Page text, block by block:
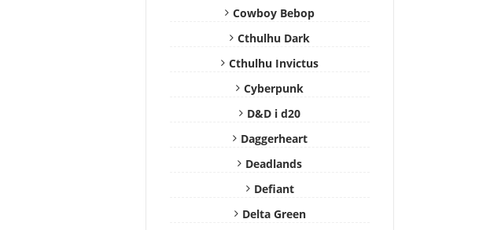
Cowboy Bebop
Cthulhu Dark
Cthulhu Invictus
Cyberpunk
D&D i d20
Daggerheart
Deadlands
Defiant
Delta Green